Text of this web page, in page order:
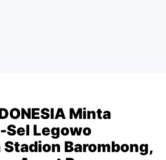
Minta
Sel Legowo
Barombong,